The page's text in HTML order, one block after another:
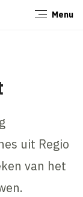
Menu
uit Regio
van het
Sluiten